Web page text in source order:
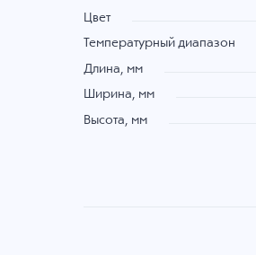
Цвет
Температурный диапазон
Длина, мм
Ширина, мм
Высота, мм